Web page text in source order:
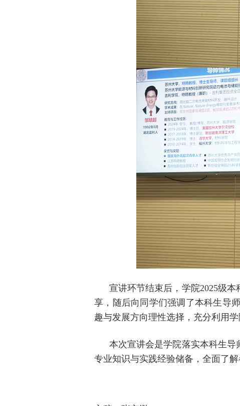
宣讲环节结束后，学院2025级本
享，随后向同学们强调了本科生导
趣与发展方向理性选择，充分利用
本次宣讲会是学院落实本科生导
专业知识与实践经验储备，全面了